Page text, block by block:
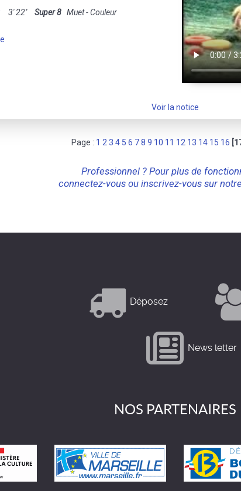
3' 22'' Super 8 Muet - Couleur
Voir la notice
Page : 1 2 3 4 5 6 7 8 9 10 11 12 13 14 15 16
Professionnel ? Pour plus de
connectez-vous ou inscrivez-vous sur
Déposez
News letter
NOS PARTENAIRES